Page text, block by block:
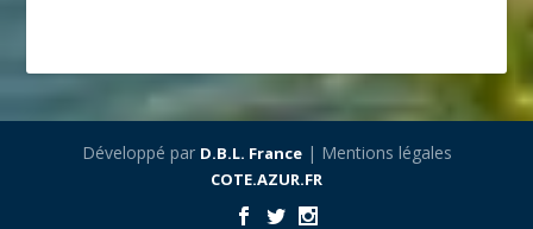
Développé par D.B.L. France| Mentions légales
COTE.AZUR.FR